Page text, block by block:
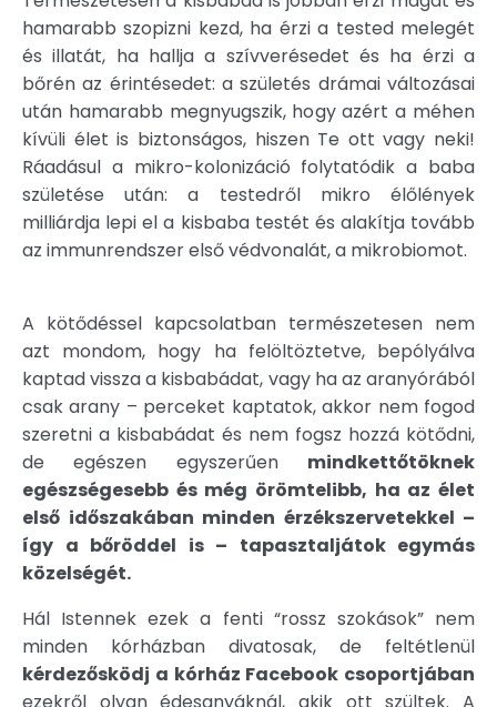
hamarabb szopizni kezd, ha érzi a tested melegét
és illatát, ha hallja a szívverésedet és ha érzi a
bőrén az érintésedet: a születés drámai változásai
után hamarabb megnyugszik, hogy azért a méhen
kívüli élet is biztonságos, hiszen Te ott vagy neki!
Ráadásul a mikro-kolonizáció folytatódik a baba
születése után: a testedről mikro élőlények
milliárdja lepi el a kisbaba testét és alakítja tovább
az immunrendszer első védvonalát, a mikrobiomot.
A kötődéssel kapcsolatban természetesen nem
azt mondom, hogy ha felöltöztetve, bepólyálva
kaptad vissza a kisbabádat, vagy ha az aranyórából
csak arany – perceket kaptatok, akkor nem fogod
szeretni a kisbabádat és nem fogsz hozzá kötődni,
de egészen egyszerűen mindkettőtöknek
egészségesebb és még örömtelibb, ha az élet
első időszakában minden érzékszervetekkel –
így a bőröddel is – tapasztaljátok egymás
közelségét.
Hál Istennek ezek a fenti “rossz szokások” nem
minden kórházban divatosak, de feltétlenül
kérdezősködj a kórház Facebook csoportjában
ezekről olyan édesanyáknál, akik ott szültek. A